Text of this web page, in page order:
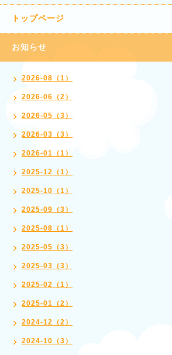
トップページ
お知らせ
2026-08（1）
2026-06（2）
2026-05（3）
2026-03（3）
2026-01（1）
2025-12（1）
2025-10（1）
2025-09（3）
2025-08（1）
2025-05（3）
2025-03（3）
2025-02（1）
2025-01（2）
2024-12（2）
2024-10（3）